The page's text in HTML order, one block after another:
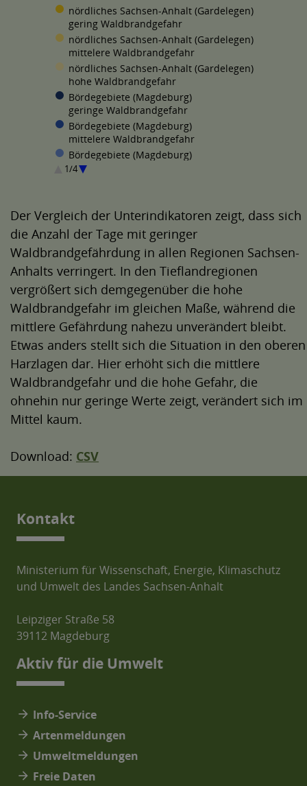
Kontakt
Ministerium für Wissenschaft, Energie, Klimaschutz
und Umwelt des Landes Sachsen-Anhalt
Leipziger Straße 58
39112 Magdeburg
Aktiv für die Umwelt
arrow_forward Info-Service
arrow_forward Artenmeldungen
arrow_forward Umweltmeldungen
arrow_forward Freie Daten